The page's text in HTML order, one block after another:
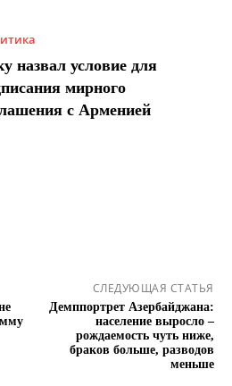
назвал условие для
мирного
с Арменией
СЛЕДУЮЩАЯ СТАТЬЯ
Демппортрет Азербайджана:
население выросло –
рождаемость чуть ниже,
браков больше, разводов
меньше